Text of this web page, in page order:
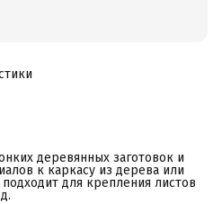
деревянных заготовок и
к каркасу из дерева или
для крепления листов